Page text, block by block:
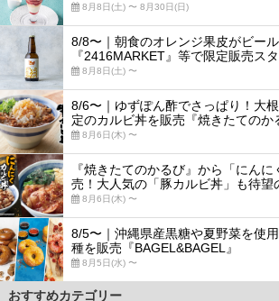
8月8日(土) 〜 8月30日(日)
8/8〜｜朝食のオレンジ果皮がビー
『2416MARKET』等で限定販売ス
8月8日(土) 〜
8/6〜｜ゆずぽん酢でさっぱり！大
定のカルビ丼を販売『焼きたてのか
8月6日(木) 〜
『焼きたてのかるび』から「にん
売！大人気の「豚カルビ丼」も待望
8月6日(木) 〜
8/5〜｜沖縄県産黒糖や夏野菜を使
種を販売『BAGEL&BAGEL』
8月5日(水) 〜
おすすめカテゴリー